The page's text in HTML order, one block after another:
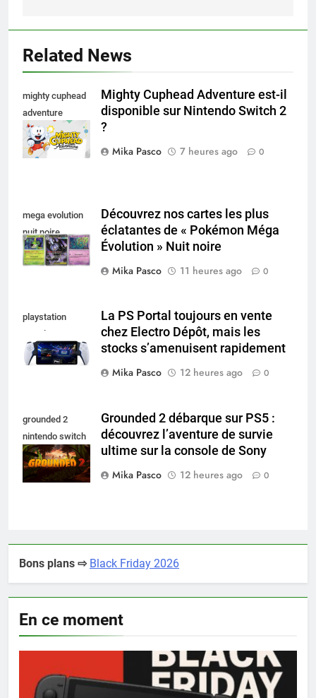
Related News
mighty cuphead
adventure
nintendo switch
Mighty Cuphead Adventure est-il
disponible sur Nintendo Switch 2
?
Mika Pasco
7 heures ago 0
mega evolution
nuit noire
Découvrez nos cartes les plus
éclatantes de « Pokémon Méga
Évolution » Nuit noire
Mika Pasco
11 heures ago 0
playstation
portal pro
La PS Portal toujours en vente
chez Electro Dépôt, mais les
stocks s’amenuisent rapidement
Mika Pasco
12 heures ago 0
grounded 2
nintendo switch
2
Grounded 2 débarque sur PS5 :
découvrez l’aventure de survie
ultime sur la console de Sony
Mika Pasco
12 heures ago 0
Bons plans ⇨ Black Friday 2026
En ce moment